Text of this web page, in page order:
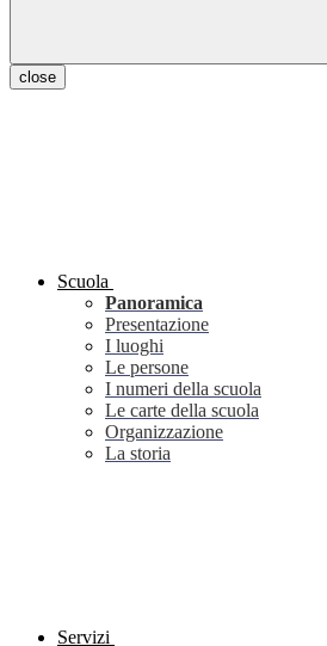
close
Scuola
Panoramica
Presentazione
I luoghi
Le persone
I numeri della scuola
Le carte della scuola
Organizzazione
La storia
Servizi